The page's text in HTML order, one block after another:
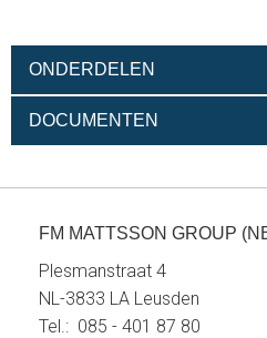
ONDERDELEN
DOCUMENTEN
FM MATTSSON GROUP
Plesmanstraat 4
NL-3833 LA Leusden
Tel.: 085 - 401 87 80